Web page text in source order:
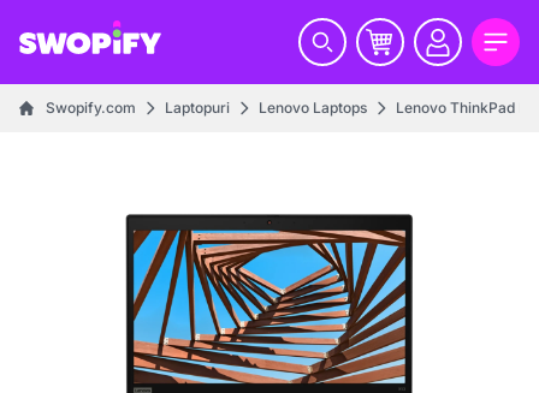
Swopify.com Laptopuri Lenovo Laptops Lenovo ThinkPad